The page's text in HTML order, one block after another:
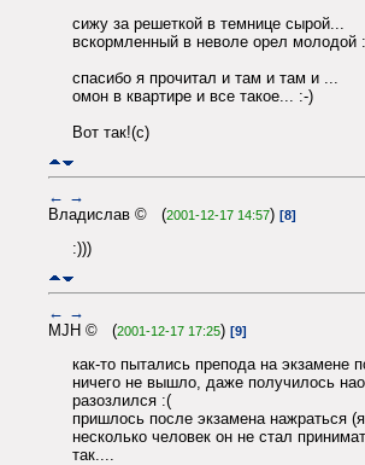
сижу за решеткой в темнице сырой...
вскормленный в неволе орел молодой
спасибо я прочитал и там и там и ...
омон в квартире и все такое... :-)
Вот так!(с)
← →
Владислав © (2001-12-17 14:57) [8]
:)))
← →
MJH © (2001-12-17 17:25) [9]
как-то пытались препода на экзамене
ничего не вышло, даже получилось
разозлился :(
пришлось после экзамена нажраться
несколько человек он не стал
так....